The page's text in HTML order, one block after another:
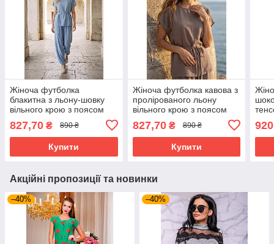
Жіноча футболка
блакитна з льону-шовку
вільного крою з поясом
827,70 ₴ 890 ₴
Купити
Жіноча футболка кавова з
пролірованого льону
вільного крою з поясом
827,70₴ 890 ₴
Купити
Акційні пропозиції та новинки
–40% –40%